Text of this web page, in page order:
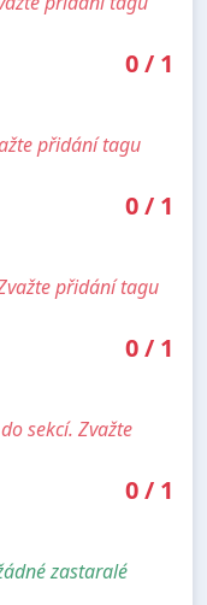
0/ 1
přidání tagu
0/ 1
přidání tagu
0/ 1
sekcí. Zvažte
0/ 1
zastaralé